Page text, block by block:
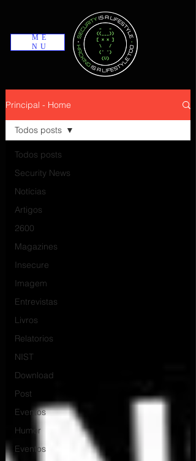
ME
NU
Principal - Home
Todos posts
Security News
Notícias
Artigos
2600
Magazines
Insecure
Imagem
Entrevistas
Livros
Relatorios
NIST
Download
Post
Eventos
Humor
Eventos
Todos posts